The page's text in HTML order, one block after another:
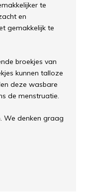
akkelijker te
acht en
t gemakkelijk te
broekjes van
kunnen talloze
deze wasbare
de menstruatie.
We denken graag